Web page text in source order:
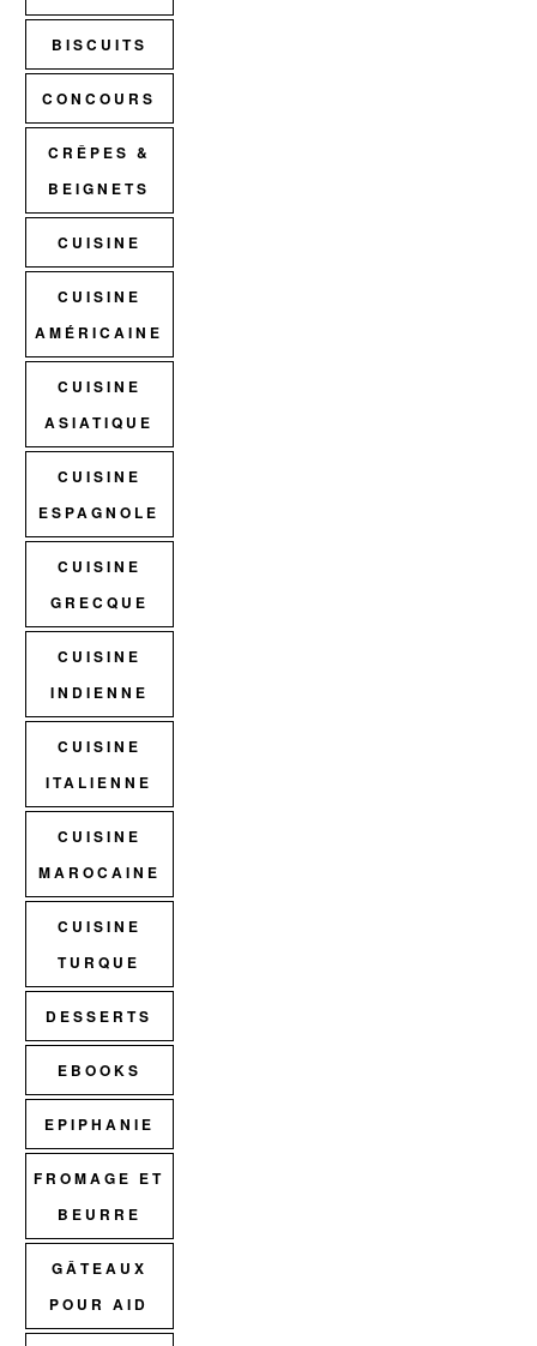
BISCUITS
CONCOURS
CRÊPES &
BEIGNETS
CUISINE
CUISINE
AMÉRICAINE
CUISINE
ASIATIQUE
CUISINE
ESPAGNOLE
CUISINE
GRECQUE
CUISINE
INDIENNE
CUISINE
ITALIENNE
CUISINE
MAROCAINE
CUISINE
TURQUE
DESSERTS
EBOOKS
EPIPHANIE
FROMAGE ET
BEURRE
GÂTEAUX
POUR AID